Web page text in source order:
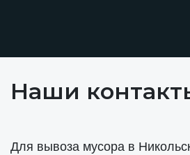
Наши
Для вывоза мусора в